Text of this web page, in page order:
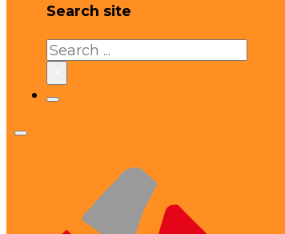
Search site
Search